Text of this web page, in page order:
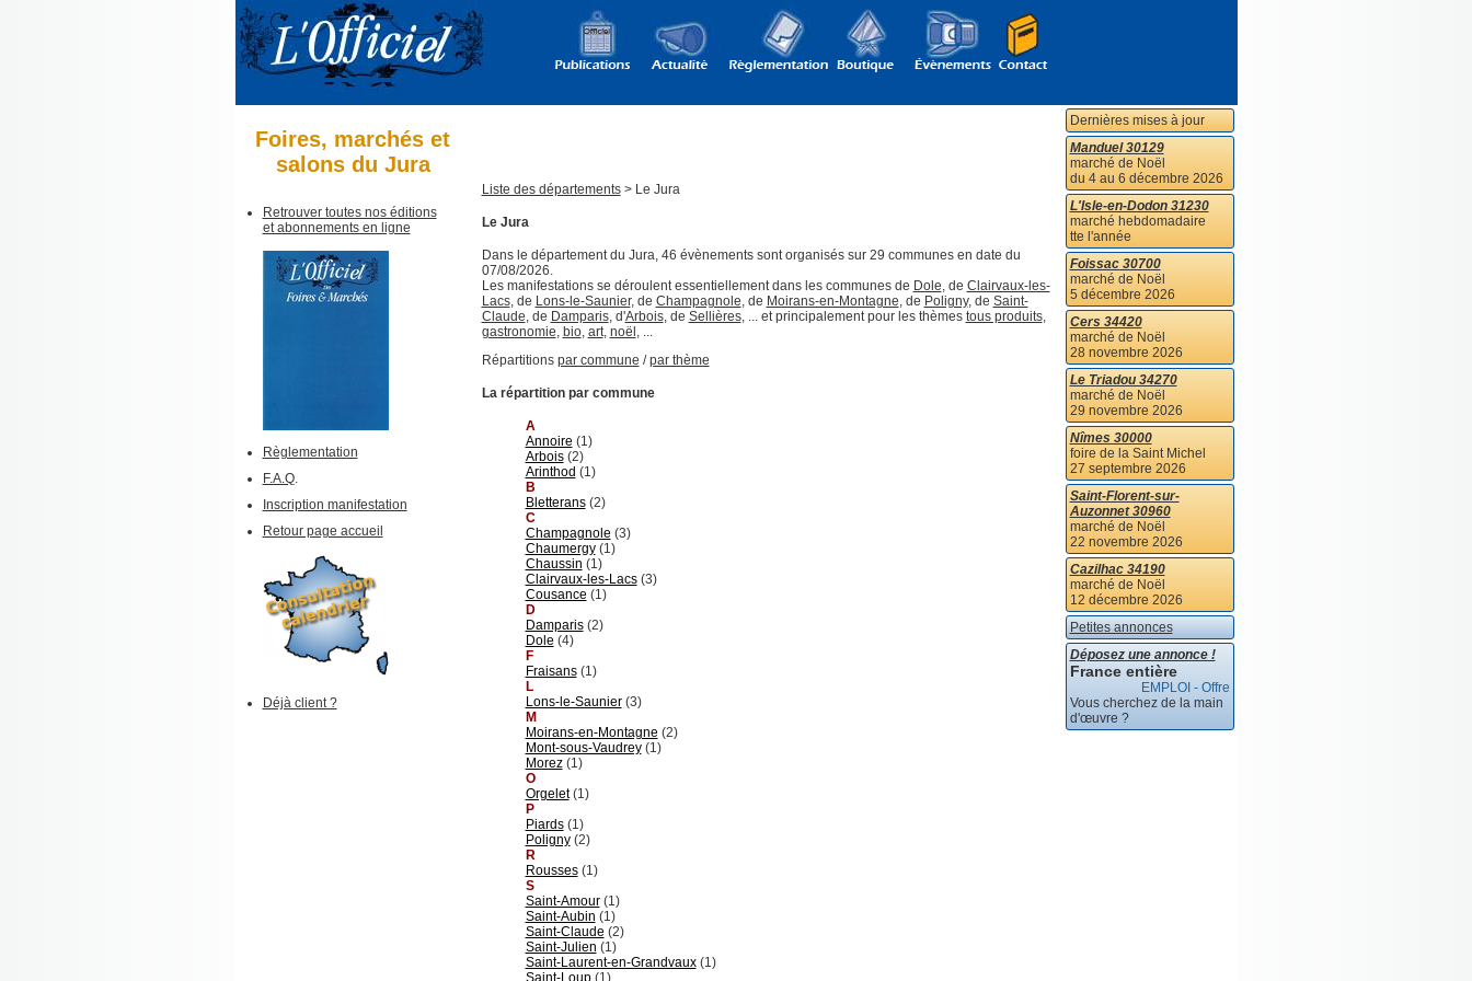
Foires, marchés et
salons du Jura
Retrouver toutes nos éditions
et abonnements en ligne
Règlementation
F.A.Q.
Inscription manifestation
Retour page accueil
Déjà client ?
Liste des départements> Le Jura
Le Jura
Dans le département du Jura, 46 évènements sont organisés sur 29 communes en date du
07/08/2026.
Les manifestations se déroulent essentiellement dans les communes de Dole, de Clairvaux-les-
Lacs, de Lons-le-Saunier, de Champagnole, de Moirans-en-Montagne, de Poligny, de Saint-
Claude, de Damparis, d'Arbois, de Sellières, ... et principalement pour les thèmes tous produits,
gastronomie, bio, art, noël , ...
Répartitions par commune /par thème
La répartition par commune
A
Annoire (1)
Arbois(2)
Arinthod (1)
B
Bletterans(2)
C
Champagnole (3)
Chaumergy(1)
Chaussin (1)
Clairvaux-les-Lacs(3)
Cousance (1)
D
Damparis(2)
Dole (4)
F
Fraisans(1)
L
Lons-le-Saunier(3)
M
Moirans-en-Montagne (2)
Mont-sous-Vaudrey(1)
Morez(1)
O
Orgelet(1)
P
Piards(1)
Poligny(2)
R
Rousses(1)
S
Saint-Amour(1)
Saint-Aubin (1)
Saint-Claude (2)
Saint-Julien (1)
Saint-Laurent-en-Grandvaux(1)
Saint-Loup(1)
Dernières mises à jour
Manduel 30129
marché de Noël
du 4 au 6 décembre 2026
L'Isle-en-Dodon 31230
marché hebdomadaire
tte l'année
Foissac 30700
marché de Noël
5 décembre 2026
Cers 34420
marché de Noël
28 novembre 2026
Le Triadou 34270
marché de Noël
29 novembre 2026
Nîmes 30000
foire de la Saint Michel
27 septembre 2026
Saint-Florent-sur-
Auzonnet 30960
marché de Noël
22 novembre 2026
Cazilhac 34190
marché de Noël
12 décembre 2026
Petites annonces
Déposez une annonce !
France entière
EMPLOI - Offre
Vous cherchez de la main
d'œuvre ?